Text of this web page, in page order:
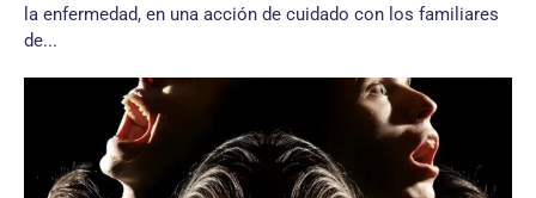
la enfermedad, en una acción de cuidado con los familiares
de...